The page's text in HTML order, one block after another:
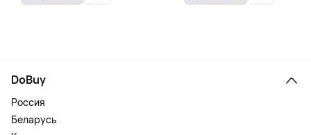
DoBuy
Россия
Беларусь